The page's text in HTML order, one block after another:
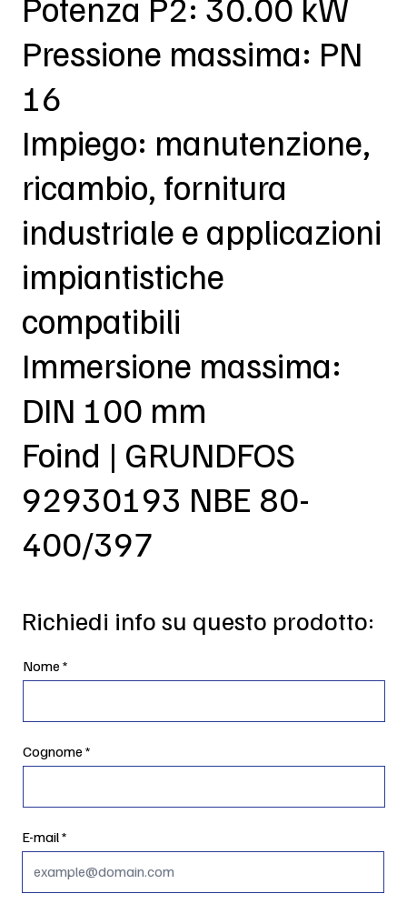
Pressione massima: PN
16
Impiego: manutenzione,
ricambio, fornitura
industriale e applicazioni
impiantistiche
compatibili
Immersione massima:
DIN 100 mm
Foind | GRUNDFOS
92930193 NBE 80-
400/397
Richiedi info su questo prodotto:
Nome
Cognome
E-mail